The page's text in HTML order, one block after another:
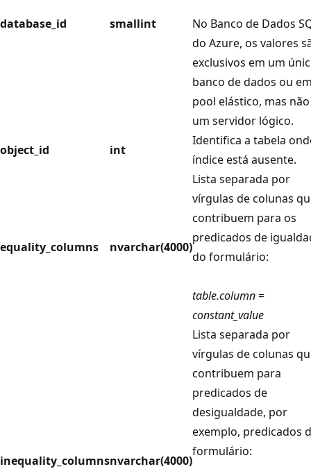
database_id smallint
No Banco de Dados
do Azure, os valores
exclusivos em um
banco de dados ou
pool elástico, mas
um servidor lógico.
object_id
int
Identifica a tabela
índice está ausente.
equality_columns nvarchar(4000)
Lista separada por
vírgulas de colunas
contribuem para os
predicados de
do formulário:
table.column=
constant_value
inequality_columnsnvarchar(4000)
Lista separada por
vírgulas de colunas
contribuem para
predicados de
desigualdade, por
exemplo, predicados
formulário: